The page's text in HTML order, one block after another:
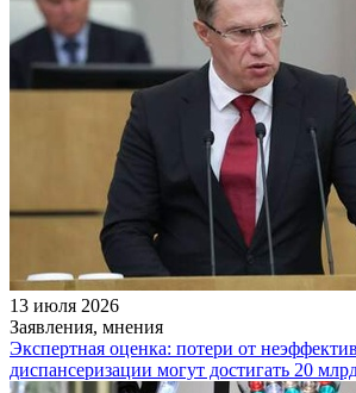
13 июля 2026
Заявления, мнения
Экспертная оценка: потери от
диспансеризации могут достигать 20